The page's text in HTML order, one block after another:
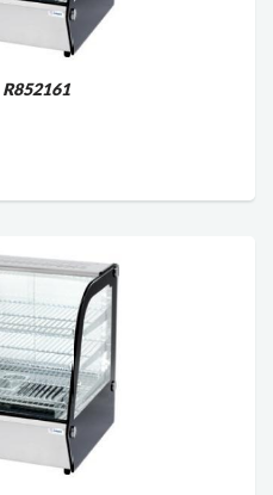
R852161